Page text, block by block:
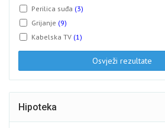
Perilica suđa (3)
Grijanje (9)
Kabelska TV (1)
Osvježi rezultate
Hipoteka